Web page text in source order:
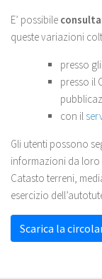
E’ possibile
queste variazioni
presso
presso il
con il
Gli utenti possono
informazioni da loro
Catasto terreni,
esercizio
Scarica la